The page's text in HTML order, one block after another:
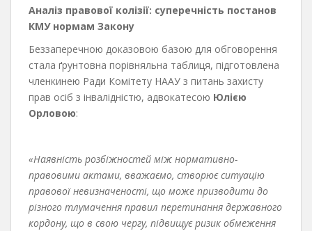
Аналіз правової колізії: суперечність постанов
КМУ нормам Закону
Беззаперечною доказовою базою для обговорення
стала ґрунтовна порівняльна таблиця, підготовлена
членкинею Ради Комітету НААУ з питань захисту
прав осіб з інвалідністю, адвокатесою Юлією
Орловою:
«Наявність розбіжностей між нормативно-
правовими актами, вважаємо, створює ситуацію
правової невизначеності, що може призводити до
різного тлумачення правил перетинання державного
кордону, що в свою чергу, підвищує ризик обмеження